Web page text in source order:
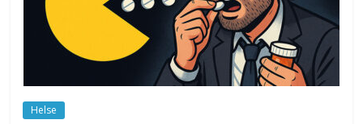
november 6, 2025 No Comments
Norge innfører nullvisjon for nedbør
juni 23, 2026 No Comments
Helse